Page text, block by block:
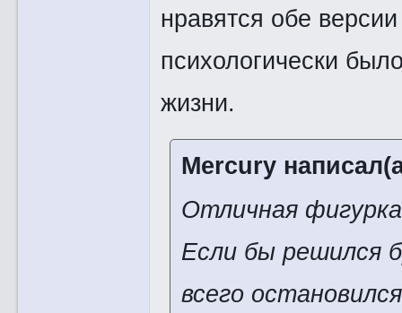
нравятся обе
психологически
жизни.
Mercury
Отличная
Если бы решился
всего